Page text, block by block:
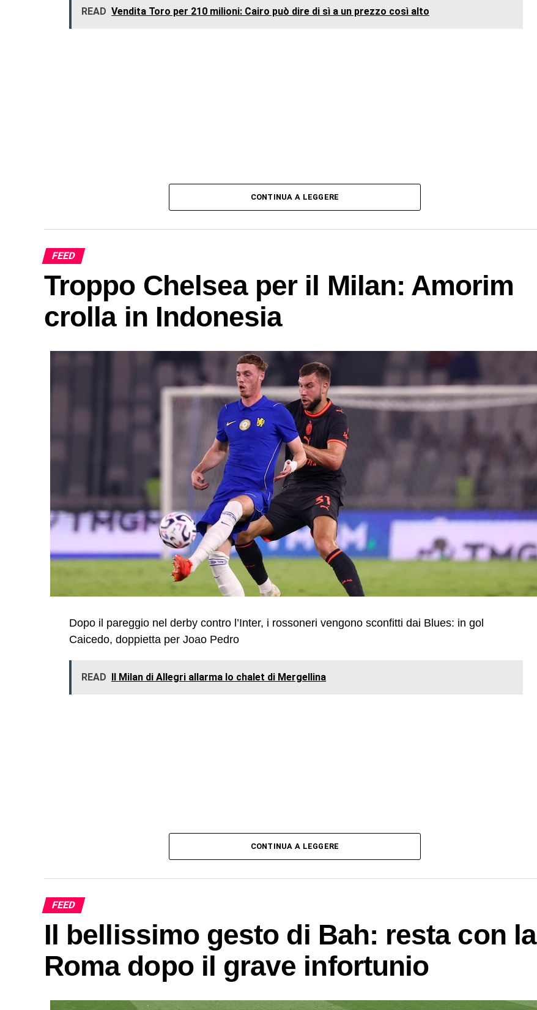
READ Vendita Toro per 210 milioni: Cairo può dire di sì a un prezzo così alto
CONTINUA A LEGGERE
FEED
Troppo Chelsea per il Milan: Amorim
crolla in Indonesia
Dopo il pareggio nel derby contro l’Inter, i rossoneri vengono sconfitti dai Blues: in gol
Caicedo, doppietta per Joao Pedro
READ Il Milan di Allegri allarma lo chalet di Mergellina
CONTINUA A LEGGERE
FEED
Il bellissimo gesto di Bah: resta con la
Roma dopo il grave infortunio